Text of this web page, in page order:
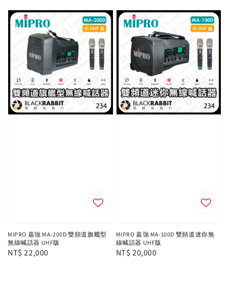
MIPRO 嘉強 MA-200D 雙頻道旗艦型
無線喊話器 UHF版
Regular
NT$ 22,000
MIPRO 嘉強 MA-100D 雙頻道迷你無
線喊話器 UHF版
Regular
NT$ 20,000